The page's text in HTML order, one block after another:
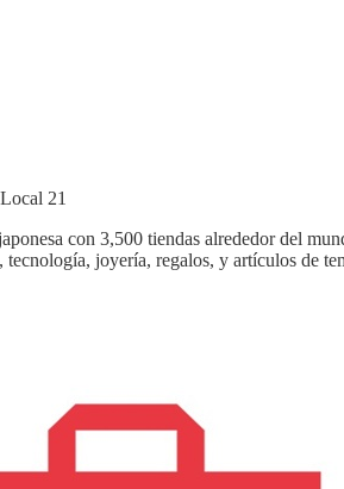
21
con 3,500 tiendas alrededor del
tecnología, joyería, regalos, y artículos de